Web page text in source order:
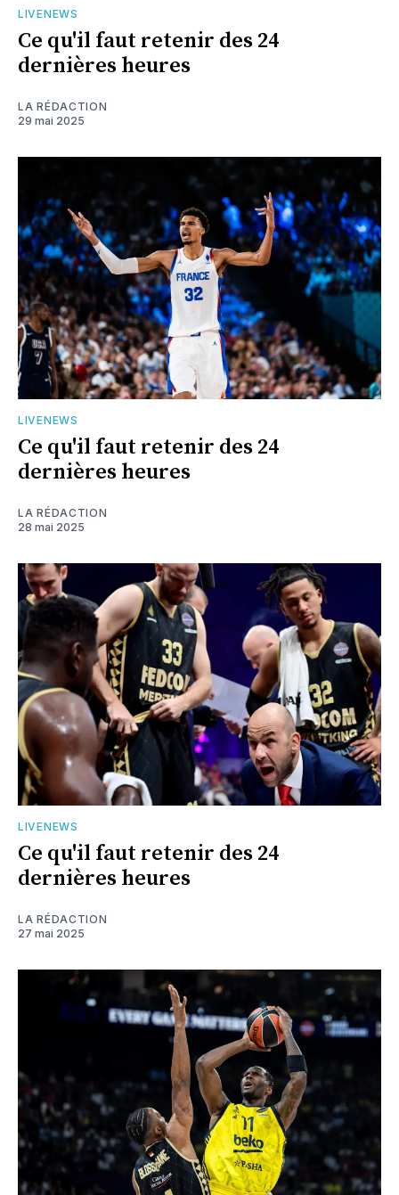
LIVENEWS
Ce qu'il faut retenir des 24
dernières heures
LA RÉDACTION
29 mai 2025
LIVENEWS
Ce qu'il faut retenir des 24
dernières heures
LA RÉDACTION
28 mai 2025
LIVENEWS
Ce qu'il faut retenir des 24
dernières heures
LA RÉDACTION
27 mai 2025